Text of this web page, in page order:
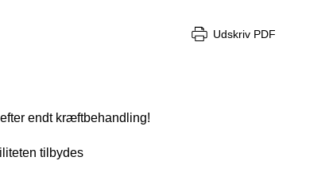
Udskriv PDF
endt kræftbehandling!
tilbydes